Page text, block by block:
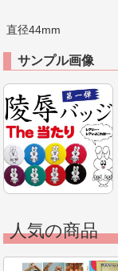
直径44mm
サンプル画像
人気の商品